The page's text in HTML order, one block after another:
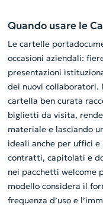
Quando usare le
Le cartelle
occasioni aziendali:
presentazioni
dei nuovi collaboratori.
cartella ben curata
biglietti da visita,
materiale e lasciando
ideali anche per uffici e
contratti, capitolati e
nei pacchetti welcome
modello considera il
frequenza d’uso e